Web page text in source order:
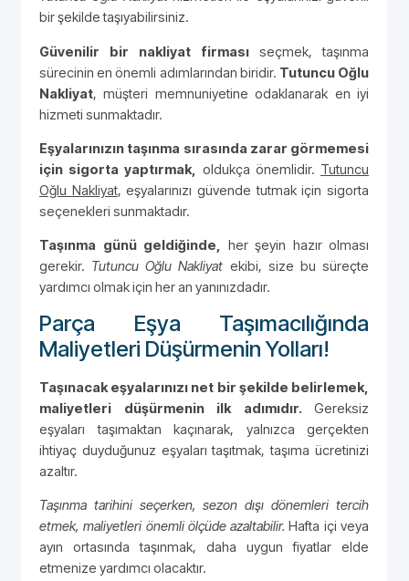
bir şekilde taşıyabilirsiniz.
Güvenilir bir nakliyat firması seçmek, taşınma
sürecinin en önemli adımlarından biridir. Tutuncu Oğlu
Nakliyat, müşteri memnuniyetine odaklanarak en iyi
hizmeti sunmaktadır.
Eşyalarınızın taşınma sırasında zarar görmemesi
için sigorta yaptırmak,
oldukça önemlidir. Tutuncu
Oğlu Nakliyat, eşyalarınızı güvende tutmak için sigorta
seçenekleri sunmaktadır.
Taşınma günü geldiğinde, her şeyin hazır olması
gerekir. Tutuncu Oğlu Nakliyat ekibi, size bu süreçte
yardımcı olmak için her an yanınızdadır.
Parça Eşya Taşımacılığında
Maliyetleri Düşürmenin Yolları!
Taşınacak eşyalarınızı net bir şekilde belirlemek,
maliyetleri düşürmenin ilk adımıdır. Gereksiz
eşyaları taşımaktan kaçınarak, yalnızca gerçekten
ihtiyaç duyduğunuz eşyaları taşıtmak, taşıma ücretinizi
azaltır.
Taşınma tarihini seçerken, sezon dışı dönemleri tercih
etmek, maliyetleri önemli ölçüde azaltabilir. Hafta içi veya
ayın ortasında taşınmak, daha uygun fiyatlar elde
etmenize yardımcı olacaktır.